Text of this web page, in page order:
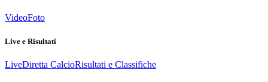
VideoFoto
Live e Risultati
LiveDiretta CalcioRisultati e Classifiche